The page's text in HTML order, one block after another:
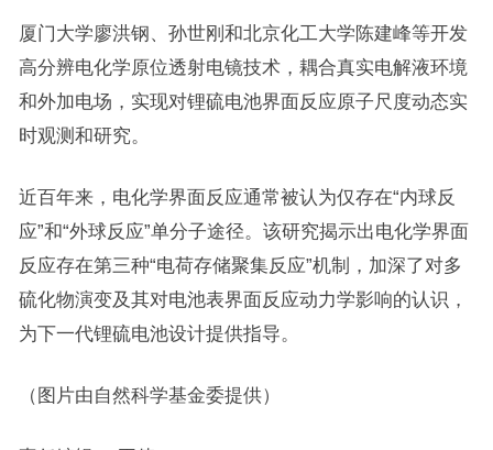
厦门大学廖洪钢、孙世刚和北京化工大学陈建峰等开发
高分辨电化学原位透射电镜技术，耦合真实电解液环境
和外加电场，实现对锂硫电池界面反应原子尺度动态实
时观测和研究。
近百年来，电化学界面反应通常被认为仅存在“内球反
应”和“外球反应”单分子途径。该研究揭示出电化学界面
反应存在第三种“电荷存储聚集反应”机制，加深了对多
硫化物演变及其对电池表界面反应动力学影响的认识，
为下一代锂硫电池设计提供指导。
（图片由自然科学基金委提供）